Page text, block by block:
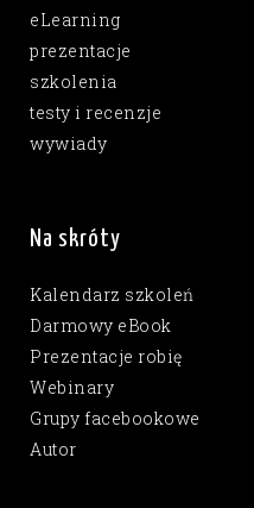
eLearning
prezentacje
szkolenia
testy i recenzje
wywiady
Na skróty
Kalendarz szkoleń
Darmowy eBook
Prezentacje robię
Webinary
Grupy facebookowe
Autor